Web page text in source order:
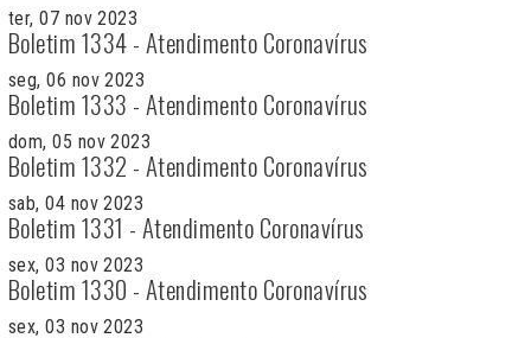
ter, 07 nov 2023
Boletim 1334 - Atendimento Coronavírus
seg, 06 nov 2023
Boletim 1333 - Atendimento Coronavírus
dom, 05 nov 2023
Boletim 1332 - Atendimento Coronavírus
sab, 04 nov 2023
Boletim 1331 - Atendimento Coronavírus
sex, 03 nov 2023
Boletim 1330 - Atendimento Coronavírus
sex, 03 nov 2023